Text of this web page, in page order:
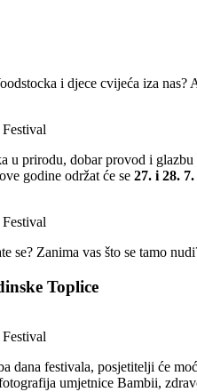
i djece cvijeća iza
u prirodu, dobar provod i
godine održat će se 27. i 28. 7.
se? Zanima vas što se tamo
Toplice
dana festivala, posjetitelji će
umjetnice Bambii,